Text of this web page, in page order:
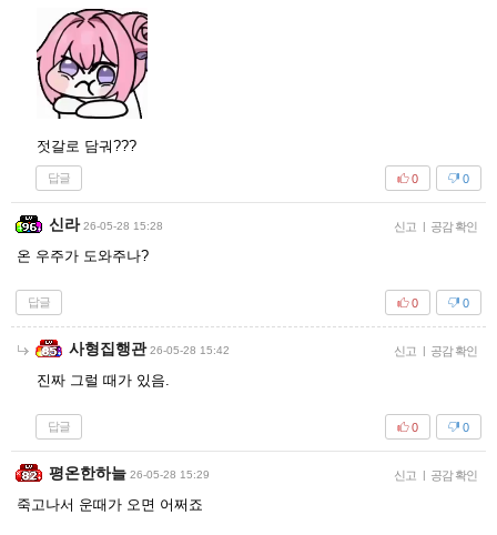
젓갈로 담궈???
답글 0
0
신라 26-05-28 15:28 신고 | 공감 확인
온 우주가 도와주나?
답글 0
0
사형집행관 26-05-28 15:42 신고 | 공감 확인
진짜 그럴 때가 있음.
답글 0
0
평온한하늘 26-05-28 15:29 신고 | 공감 확인
죽고나서 운때가 오면 어쩌죠